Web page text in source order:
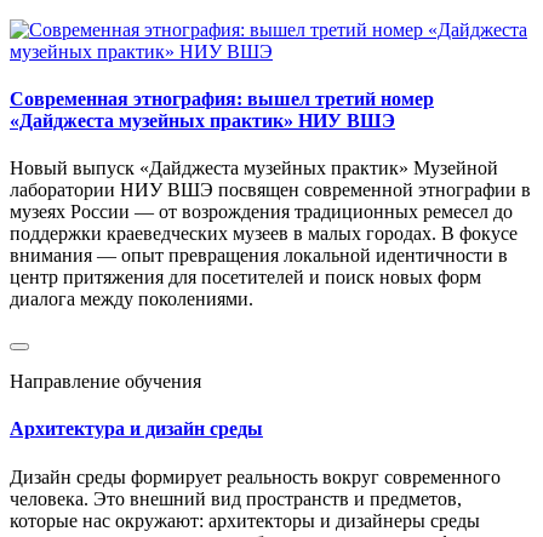
Современная этнография: вышел третий номер
«Дайджеста музейных практик» НИУ ВШЭ
Новый выпуск «Дайджеста музейных практик» Музейной
лаборатории НИУ ВШЭ посвящен современной этнографии в
музеях России — от возрождения традиционных ремесел до
поддержки краеведческих музеев в малых городах. В фокусе
внимания — опыт превращения локальной идентичности в
центр притяжения для посетителей и поиск новых форм
диалога между поколениями.
Направление обучения
Архитектура и дизайн среды
Дизайн среды формирует реальность вокруг современного
человека. Это внешний вид пространств и предметов,
которые нас окружают: архитекторы и дизайнеры среды